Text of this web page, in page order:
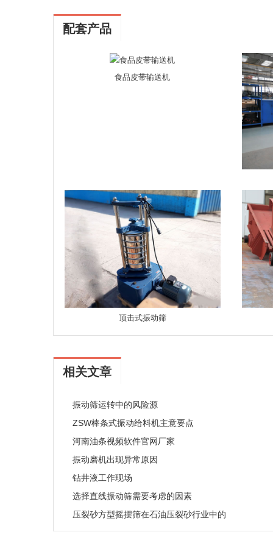
配套产品
食品皮带输送机
顶击式振动筛
相关文章
振动筛运转中的风险源
ZSW棒条式振动给料机主意要点
河南油条视频软件官网厂家
振动磨机出现异常原因
钻井液工作现场
选择直线振动筛需要考虑的因素
压裂砂方型摇摆筛在石油压裂砂行业中的